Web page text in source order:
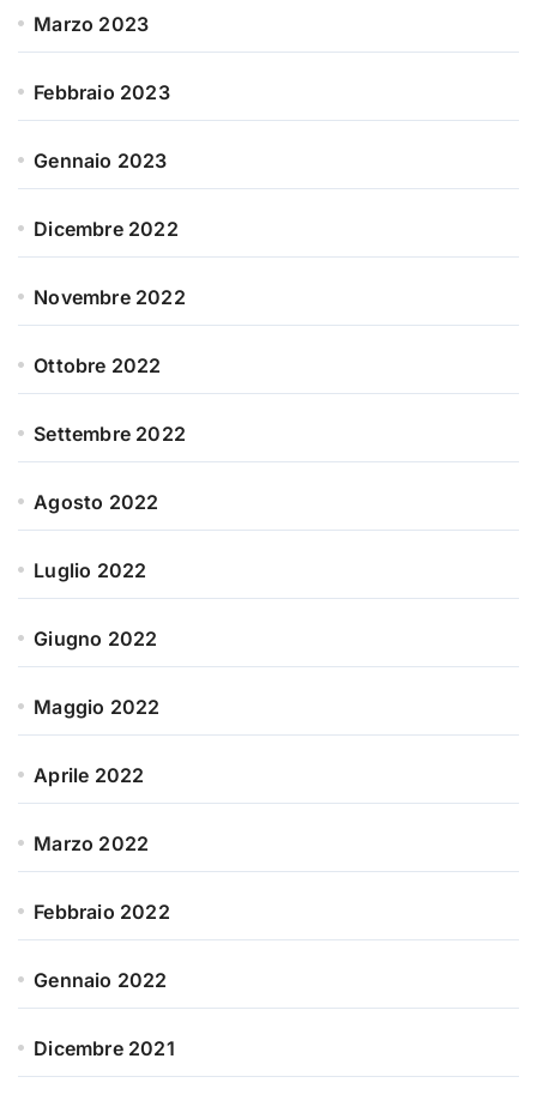
Marzo 2023
Febbraio 2023
Gennaio 2023
Dicembre 2022
Novembre 2022
Ottobre 2022
Settembre 2022
Agosto 2022
Luglio 2022
Giugno 2022
Maggio 2022
Aprile 2022
Marzo 2022
Febbraio 2022
Gennaio 2022
Dicembre 2021